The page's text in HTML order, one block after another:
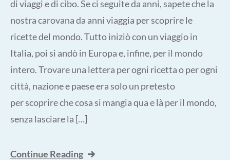
di viaggi e di cibo. Se ci seguite da anni, sapete che la
nostra carovana da anni viaggia per scoprire le
ricette del mondo. Tutto iniziò con un viaggio in
Italia, poi si andò in Europa e, infine, per il mondo
intero. Trovare una lettera per ogni ricetta o per ogni
città, nazione e paese era solo un pretesto
per scoprire che cosa si mangia qua e là per il mondo,
senza lasciare la […]
Continue Reading